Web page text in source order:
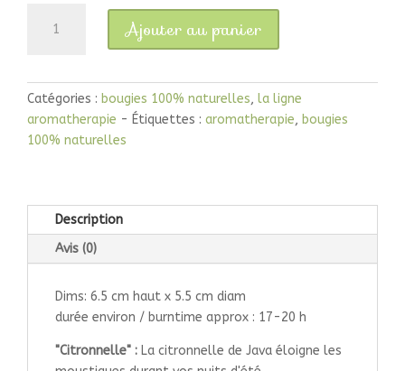
.
Bougie
"votive"
Ajouter au panier
Catégories : bougies 100% naturelles, la ligne
aromatherapie
Étiquettes : aromatherapie, bougies
100% naturelles
Description
Avis (0)
Dims: 6.5 cm haut x 5.5 cm diam
durée environ / burntime approx : 17-20 h
"Citronnelle" : La citronnelle de Java éloigne les